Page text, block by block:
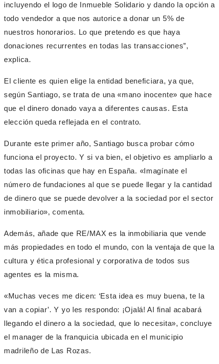
incluyendo el logo de Inmueble Solidario y dando la opción a
todo vendedor a que nos autorice a donar un 5% de
nuestros honorarios. Lo que pretendo es que haya
donaciones recurrentes en todas las transacciones”,
explica.
El cliente es quien elige la entidad beneficiara, ya que,
según Santiago, se trata de una «mano inocente» que hace
que el dinero donado vaya a diferentes causas. Esta
elección queda reflejada en el contrato.
Durante este primer año, Santiago busca probar cómo
funciona el proyecto. Y si va bien, el objetivo es ampliarlo a
todas las oficinas que hay en España. «Imagínate el
número de fundaciones al que se puede llegar y la cantidad
de dinero que se puede devolver a la sociedad por el sector
inmobiliario», comenta.
Además, añade que RE/MAX es la inmobiliaria que vende
más propiedades en todo el mundo, con la ventaja de que la
cultura y ética profesional y corporativa de todos sus
agentes es la misma.
«Muchas veces me dicen: ‘Esta idea es muy buena, te la
van a copiar’. Y yo les respondo: ¡Ojalá! Al final acabará
llegando el dinero a la sociedad, que lo necesita», concluye
el manager de la franquicia ubicada en el municipio
madrileño de Las Rozas.